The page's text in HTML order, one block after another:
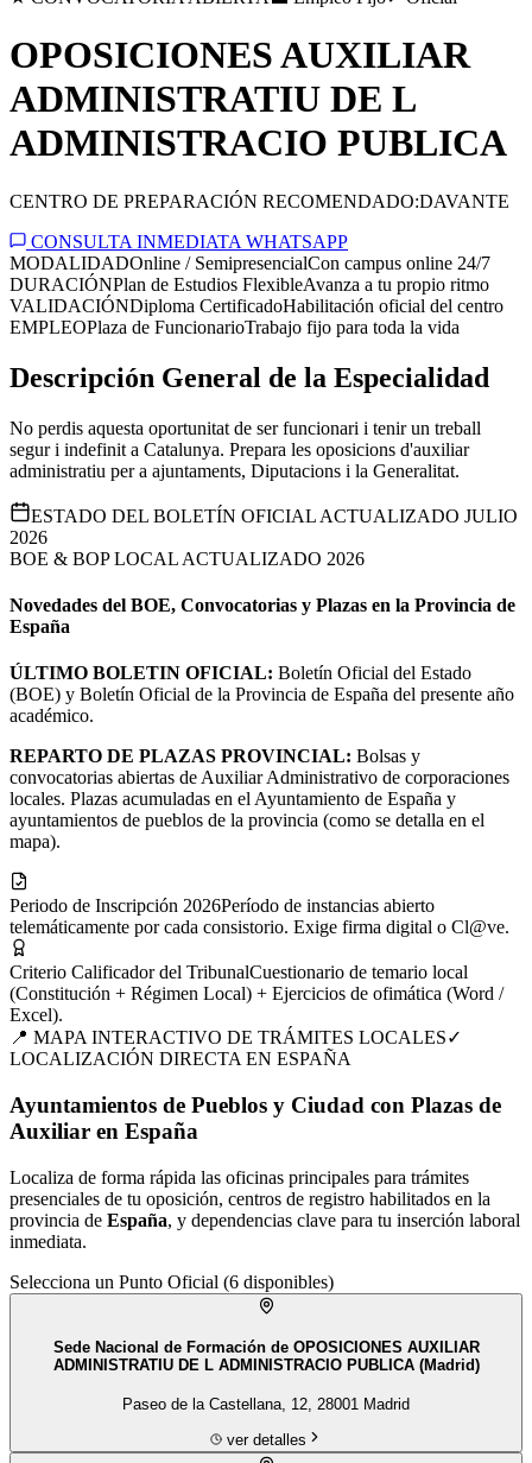
OPOSICIONES AUXILIAR
ADMINISTRATIU DE L
ADMINISTRACIO PUBLICA
CENTRO DE PREPARACIÓN RECOMENDADO:DAVANTE
CONSULTA INMEDIATA WHATSAPP
MODALIDADOnline / SemipresencialCon campus online 24/7
DURACIÓNPlan de Estudios FlexibleAvanza a tu propio ritmo
VALIDACIÓNDiploma CertificadoHabilitación oficial del centro
EMPLEOPlaza de FuncionarioTrabajo fijo para toda la vida
Descripción General de la Especialidad
No perdis aquesta oportunitat de ser funcionari i tenir un treball
segur i indefinit a Catalunya. Prepara les oposicions d'auxiliar
administratiu per a ajuntaments, Diputacions i la Generalitat.
ESTADO DEL BOLETÍN OFICIAL ACTUALIZADO JULIO
2026
BOE & BOP LOCAL ACTUALIZADO 2026
Novedades del BOE, Convocatorias y Plazas en la Provincia de
España
ÚLTIMO BOLETIN OFICIAL: Boletín Oficial del Estado
(BOE) y Boletín Oficial de la Provincia de España del presente año
académico.
REPARTO DE PLAZAS PROVINCIAL: Bolsas y
convocatorias abiertas de Auxiliar Administrativo de corporaciones
locales. Plazas acumuladas en el Ayuntamiento de España y
ayuntamientos de pueblos de la provincia (como se detalla en el
mapa).
Periodo de Inscripción 2026Período de instancias abierto
telemáticamente por cada consistorio. Exige firma digital o Cl@ve.
Criterio Calificador del TribunalCuestionario de temario local
(Constitución + Régimen Local) + Ejercicios de ofimática (Word /
Excel).
📍 MAPA INTERACTIVO DE TRÁMITES LOCALES✓
LOCALIZACIÓN DIRECTA EN ESPAÑA
Ayuntamientos de Pueblos y Ciudad con Plazas de
Auxiliar en España
Localiza de forma rápida las oficinas principales para trámites
presenciales de tu oposición, centros de registro habilitados en la
provincia de España, y dependencias clave para tu inserción laboral
inmediata.
Selecciona un Punto Oficial (6 disponibles)
Sede Nacional de Formación de OPOSICIONES AUXILIAR
ADMINISTRATIU DE L ADMINISTRACIO PUBLICA (Madrid)
Paseo de la Castellana, 12, 28001 Madrid
ver detalles